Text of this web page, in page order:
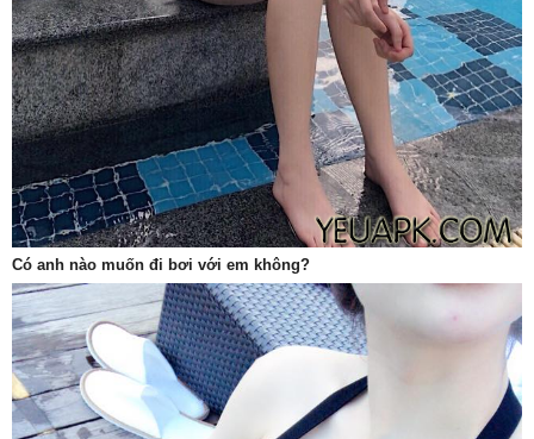
Có anh nào muốn đi bơi với em không?